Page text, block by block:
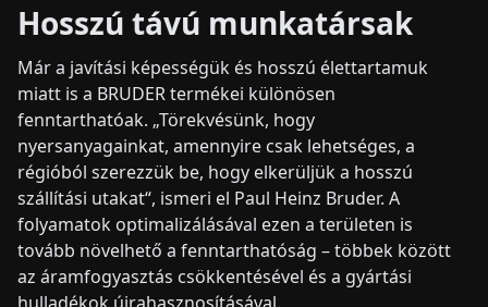
Hosszú távú munkatársak
Már a javítási képességük és hosszú élettartamuk
miatt is a BRUDER termékei különösen
fenntarthatóak. „Törekvésünk, hogy
nyersanyagainkat, amennyire csak lehetséges, a
régióból szerezzük be, hogy elkerüljük a hosszú
szállítási utakat“, ismeri el Paul Heinz Bruder. A
folyamatok optimalizálásával ezen a területen is
tovább növelhető a fenntarthatóság – többek között
az áramfogyasztás csökkentésével és a gyártási